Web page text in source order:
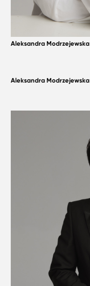
Aleksandra Modrzejewska
Aleksandra Modrzejewska